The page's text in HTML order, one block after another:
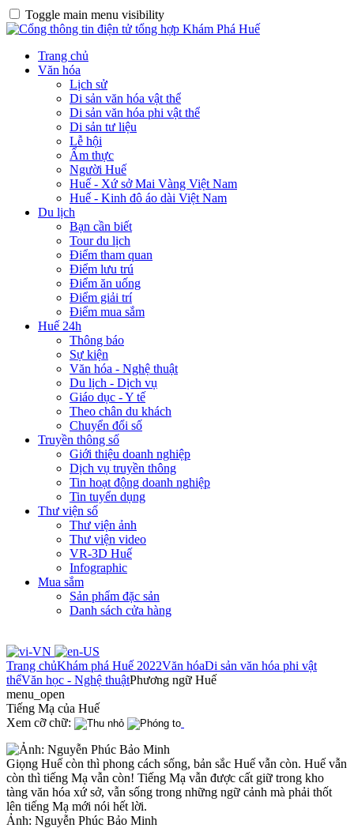
Toggle main menu visibility
Trang chủ
Văn hóa
Lịch sử
Di sản văn hóa vật thể
Di sản văn hóa phi vật thể
Di sản tư liệu
Lễ hội
Ẩm thực
Người Huế
Huế - Xứ sở Mai Vàng Việt Nam
Huế - Kinh đô áo dài Việt Nam
Du lịch
Bạn cần biết
Tour du lịch
Điểm tham quan
Điểm lưu trú
Điểm ăn uống
Điểm giải trí
Điểm mua sắm
Huế 24h
Thông báo
Sự kiện
Văn hóa - Nghệ thuật
Du lịch - Dịch vụ
Giáo dục - Y tế
Theo chân du khách
Chuyển đổi số
Truyền thông số
Giới thiệu doanh nghiệp
Dịch vụ truyền thông
Tin hoạt động doanh nghiệp
Tin tuyển dụng
Thư viện số
Thư viện ảnh
Thư viện video
VR-3D Huế
Infographic
Mua sắm
Sản phẩm đặc sản
Danh sách cửa hàng
Trang chủKhám phá Huế 2022Văn hóaDi sản văn hóa phi vật
thểVăn học - Nghệ thuậtPhương ngữ Huế
menu_open
Tiếng Mạ của Huế
Xem cỡ chữ:
Giọng Huế còn thì phong cách sống, bản sắc Huế vẫn còn. Huế vẫn
còn thì tiếng Mạ vẫn còn! Tiếng Mạ vẫn được cất giữ trong kho
tàng văn hóa xứ sở, vẫn sống trong những ngữ cảnh mà phải thốt
lên tiếng Mạ mới nói hết lời.
Ảnh: Nguyễn Phúc Bảo Minh